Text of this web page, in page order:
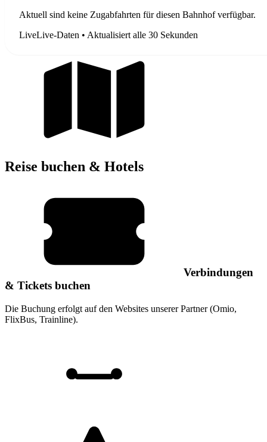
Aktuell sind keine Zugabfahrten für diesen Bahnhof verfügbar.
LiveLive-Daten • Aktualisiert alle 30 Sekunden
Reise buchen & Hotels
Verbindungen
& Tickets buchen
Die Buchung erfolgt auf den Websites unserer Partner (Omio,
FlixBus, Trainline).